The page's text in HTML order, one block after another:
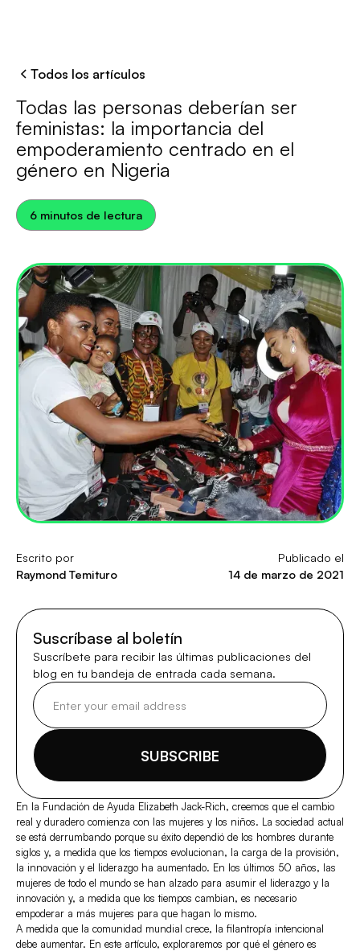
Todos los artículos
Todas las personas deberían ser
feministas: la importancia del
empoderamiento centrado en el
género en Nigeria
6 minutos de lectura
Escrito por
Raymond Temituro
Publicado el
14 de marzo de 2021
Suscríbase al boletín
Suscríbete para recibir las últimas publicaciones del
blog en tu bandeja de entrada cada semana.
SUBSCRIBE
En la Fundación de Ayuda Elizabeth Jack-Rich, creemos que el cambio
real y duradero comienza con las mujeres y los niños. La sociedad actual
se está derrumbando porque su éxito dependió de los hombres durante
siglos y, a medida que los tiempos evolucionan, la carga de la provisión,
la innovación y el liderazgo ha aumentado. En los últimos 50 años, las
mujeres de todo el mundo se han alzado para asumir el liderazgo y la
innovación y, a medida que los tiempos cambian, es necesario
empoderar a más mujeres para que hagan lo mismo.
A medida que la comunidad mundial crece, la filantropía intencional
debe aumentar. En este artículo, exploraremos por qué el género es